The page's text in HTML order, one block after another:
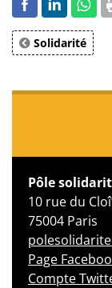
Solidarité
Pôle
10 rue du
75004 Paris
Page
Compte